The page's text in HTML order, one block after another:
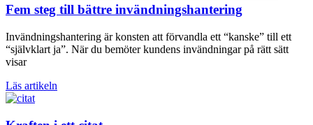
Fem steg till bättre invändnings­hantering
Invändnings­hantering är konsten att förvandla ett “kanske” till ett
“självklart ja”. När du bemöter kundens invändningar på rätt sätt
visar
Läs artikeln